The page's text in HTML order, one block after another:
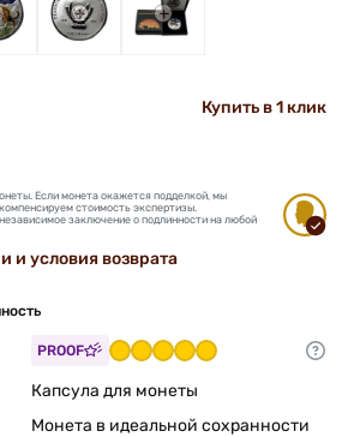
+ +
Купить в 1 клик
Если монета окажется подделкой, мы
стоимость экспертизы.
заключение о подлинности на любой
и условия возврата
PROOF
Капсула для монеты
Монета в идеальной сохранности